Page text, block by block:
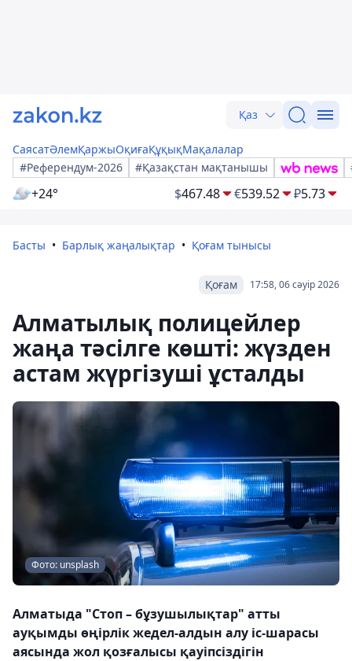
Қаз
СаясатӘлемҚаржыОқиғаҚұқықМақалалар
#Референдум-2026
#Қазақстан мақтанышы
+24° $467.48 €539.52 ₽5.73
Басты Барлық жаңалықтар Қоғам тынысы
17:58, 06 сәуір 2026
Қоғам
Алматылық полицейлер
жаңа тәсілге көшті: жүзден
астам жүргізуші ұсталды
Фото: unsplash
Алматыда "Стоп – бұзушылықтар" атты
ауқымды өңірлік жедел-алдын алу іс-шарасы
аясында жол қозғалысы қауіпсіздігін